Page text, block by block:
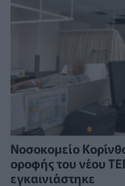
Νοσοκομείο
οροφής του νέου
εγκαινιάστηκε